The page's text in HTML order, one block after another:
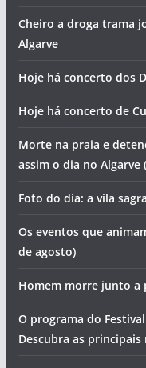
Cheiro a droga trama
Algarve
Hoje há concerto dos
Hoje há concerto de
Morte na praia e
assim o dia no Algarve
Foto do dia: a vila
Os eventos que
de agosto)
Homem morre junto a
O programa do
Descubra as